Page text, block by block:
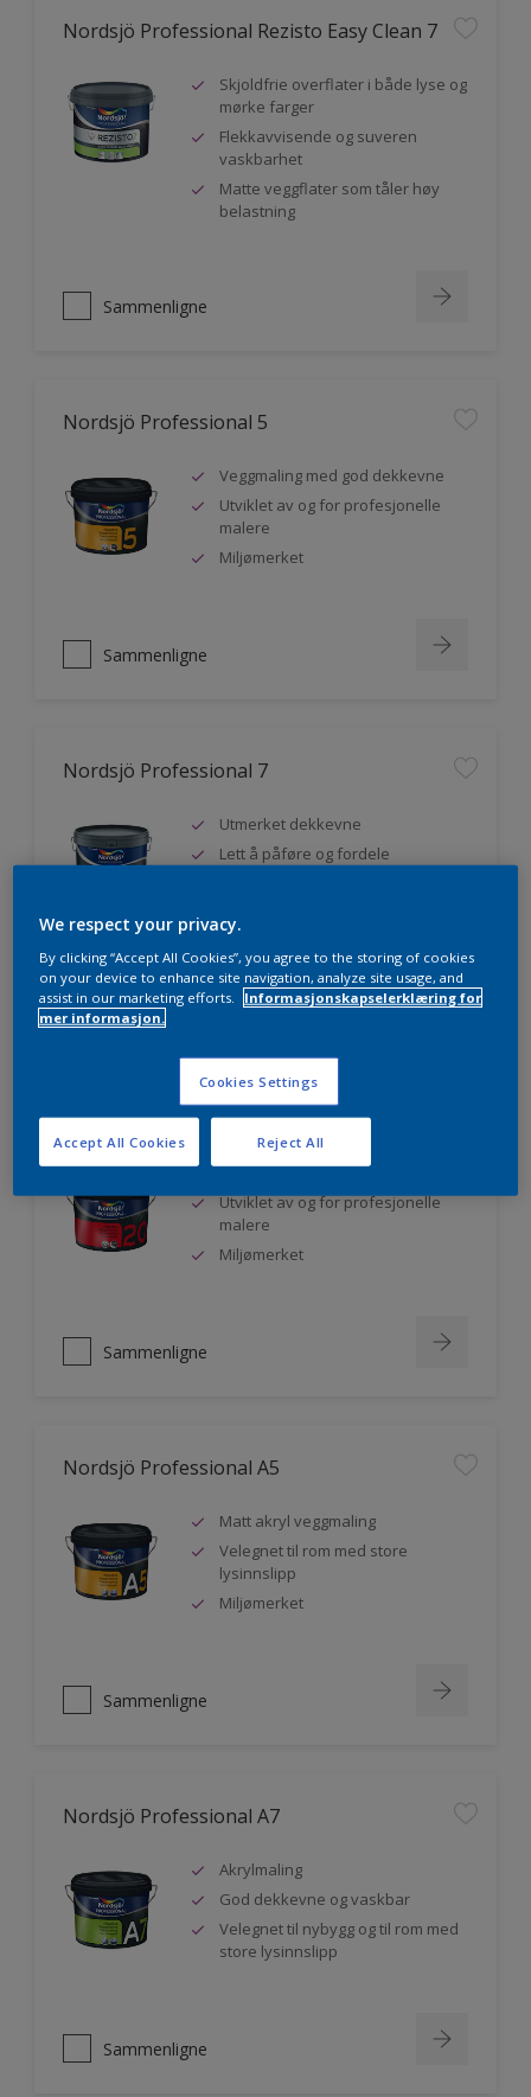
Nordsjö Professional Rezisto Easy Clean 7
Skjoldfrie overflater i både lyse og
mørke farger
Flekkavvisende og suveren
vaskbarhet
Matte veggflater som tåler høy
belastning
Sammenligne
Nordsjö Professional 5
Veggmaling med god dekkevne
Utviklet av og for profesjonelle
malere
Miljømerket
Sammenligne
Nordsjö Professional 7
Utmerket dekkevne
Lett å påføre og fordele
Sammenligne
Nordsjö Professional 20
Veggmaling med god dekkevne
Utviklet av og for profesjonelle
malere
Miljømerket
Sammenligne
Nordsjö Professional A5
Matt akryl veggmaling
Velegnet til rom med store
lysinnslipp
Miljømerket
Sammenligne
Nordsjö Professional A7
Akrylmaling
God dekkevne og vaskbar
Velegnet til nybygg og til rom med
store lysinnslipp
Sammenligne
We respect your privacy.
By clicking “Accept All Cookies”, you agree to the storing of cookies
on your device to enhance site navigation, analyze site usage, and
assist in our marketing efforts.
Informasjonskapselerklæring for
mer informasjon.
Cookies Settings
Reject All
Accept All Cookies